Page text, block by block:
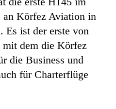
an Körfez Aviation in
Es ist der erste von
mit dem die Körfez
die Business und
für Charterflüge